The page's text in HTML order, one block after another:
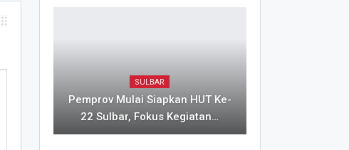
SULBAR
Pemprov Mulai Siapkan HUT Ke-
22 Sulbar, Fokus Kegiatan…